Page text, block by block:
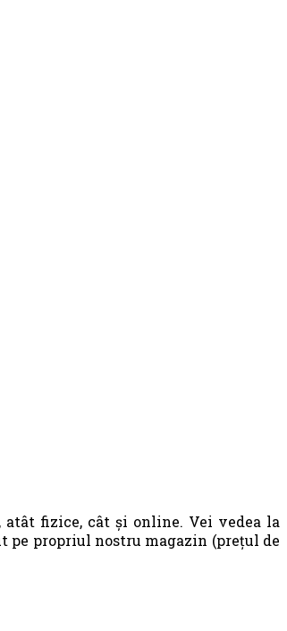
fizice, cât și online. Vei vedea la
pe propriul nostru magazin (prețul de